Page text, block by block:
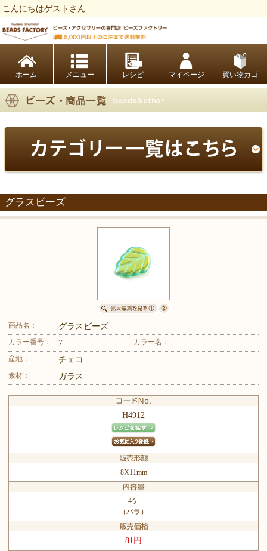
こんにちはゲストさん
ホーム レシピ マイページ 買い物カゴ
グラスビーズ
商品名： グラスビーズ
カラー番号： 7
カラー名：
産地：
チェコ
素材： ガラス
H4912
8X11mm
4ケ
（バラ）
81円